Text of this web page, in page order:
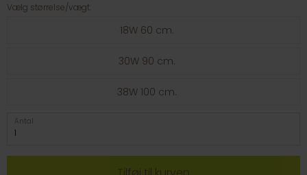
Vælg størrelse/vægt:
18W 60 cm.
30W 90 cm.
38W 100 cm.
Antal